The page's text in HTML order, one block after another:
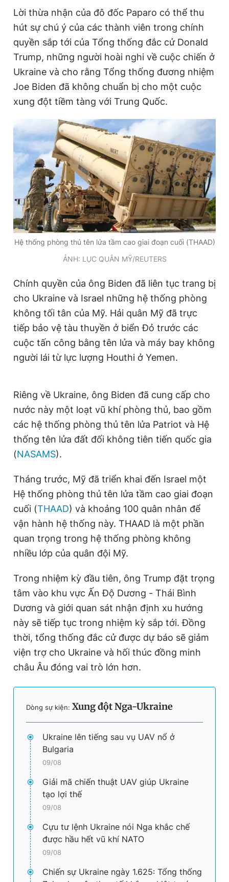
m
e
Lời thừa nhận của đô đốc Paparo có thể thu
hút sự chú ý của các thành viên trong chính
quyền sắp tới của Tổng thống đắc cử Donald
Trump, những người hoài nghi về cuộc chiến ở
Ukraine và cho rằng Tổng thống đương nhiệm
Joe Biden đã không chuẩn bị cho một cuộc
xung đột tiềm tàng với Trung Quốc.
Hệ thống phòng thủ tên lửa tầm cao giai đoạn cuối (THAAD)
ẢNH: LỤC QUÂN MỸ/REUTERS
Chính quyền của ông Biden đã liên tục trang bị
cho Ukraine và Israel những hệ thống phòng
không tối tân của Mỹ. Hải quân Mỹ đã trực
tiếp bảo vệ tàu thuyền ở biển Đỏ trước các
cuộc tấn công bằng tên lửa và máy bay không
người lái từ lực lượng Houthi ở Yemen.
Riêng về Ukraine, ông Biden đã cung cấp cho
nước này một loạt vũ khí phòng thủ, bao gồm
các hệ thống phòng thủ tên lửa Patriot và Hệ
thống tên lửa đất đối không tiên tiến quốc gia
(NASAMS).
Tháng trước, Mỹ đã triển khai đến Israel một
Hệ thống phòng thủ tên lửa tầm cao giai đoạn
cuối (THAAD) và khoảng 100 quân nhân để
vận hành hệ thống này. THAAD là một phần
quan trọng trong hệ thống phòng không
nhiều lớp của quân đội Mỹ.
Trong nhiệm kỳ đầu tiên, ông Trump đặt trọng
tâm vào khu vực Ấn Độ Dương - Thái Bình
Dương và giới quan sát nhận định xu hướng
này sẽ tiếp tục trong nhiệm kỳ sắp tới. Đồng
thời, tổng thống đắc cử được dự báo sẽ giảm
viện trợ cho Ukraine và hối thúc đồng minh
châu Âu đóng vai trò lớn hơn.
Dòng sự kiện: Xung đột Nga-Ukraine
Ukraine lên tiếng sau vụ UAV nổ ở
Bulgaria
09/08
Giải mã chiến thuật UAV giúp Ukraine
tạo lợi thế
09/08
Cựu tư lệnh Ukraine nói Nga khắc chế
được hầu hết vũ khí NATO
09/08
Chiến sự Ukraine ngày 1.625: Tổng thống